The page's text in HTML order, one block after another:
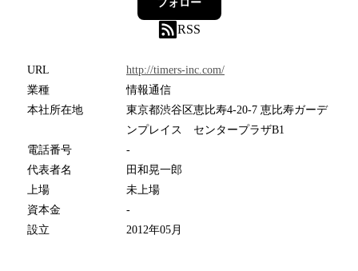
フォロー
RSS
URL
http://timers-inc.com/
業種
情報通信
本社所在地
東京都渋谷区恵比寿4-20-7 恵比寿ガーデ
ンプレイス センタープラザB1
電話番号
-
代表者名
田和晃一郎
上場
未上場
資本金
-
設立
2012年05月